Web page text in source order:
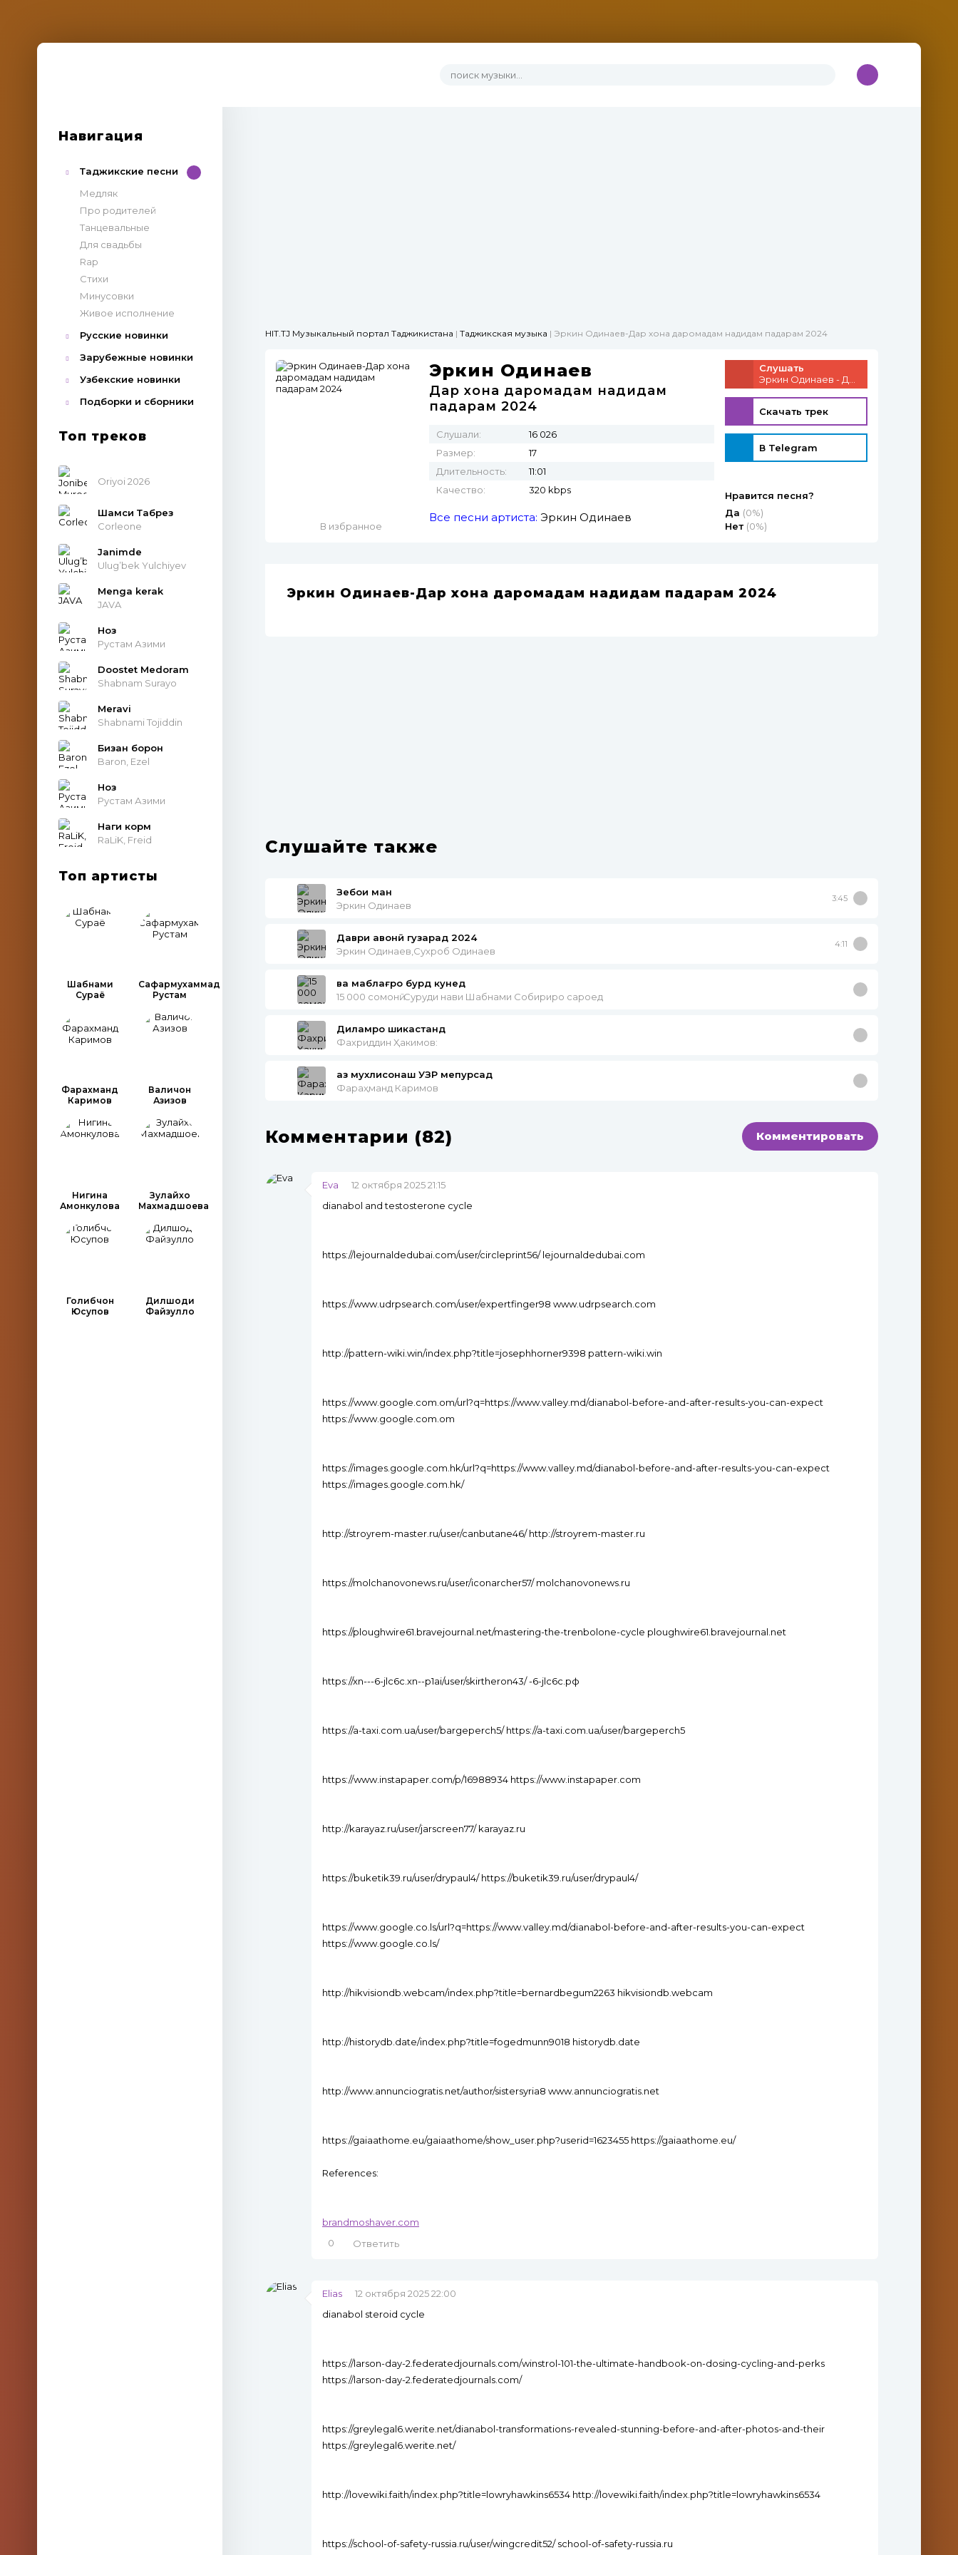
Навигация
Таджикские песни
Медляк
Про родителей
Танцевальные
Для свадьбы
Rap
Стихи
Минусовки
Живое исполнение
Русские новинки
Зарубежные новинки
Узбекские новинки
Подборки и сборники
Топ треков
Oriyoi 2026
Шамси Табрез
Corleone
Janimde
Ulug’bek Yulchiyev
Menga kerak
JAVA
Ноз
Рустам Азими
Doostet Medoram
Shabnam Surayo
Meravi
Shabnami Tojiddin
Бизан борон
Baron, Ezel
Ноз
Рустам Азими
Наги корм
RaLiK, Freid
Топ артисты
Шабнами
Сураё
Сафармухаммад
Рустам
Фарахманд
Каримов
Валичон
Азизов
Нигина
Амонкулова
Зулайхо
Махмадшоева
Голибчон
Юсупов
Дилшоди
Файзулло
HIT.TJ Музыкальный портал Таджикистана | Таджикская музыка | Эркин Одинаев-Дар хона даромадам надидам падарам 2024
В избранное
Эркин Одинаев
Дар хона даромадам надидам
падарам 2024
Слушали:
16 026
Размер:
17
Длительность:
11:01
Качество:
320 kbps
Все песни артиста: Эркин Одинаев
Слушать
Скачать трек
В Telegram
Нравится песня?
Да (0%)
Нет (0%)
Эркин Одинаев-Дар хона даромадам надидам падарам 2024
Слушайте также
Зебои ман
Эркин Одинаев
3:45
Даври ҷавонӣ гузарад 2024
Эркин Одинаев,Сухроб Одинаев
4:11
ва маблағро бурд кунед
15 000 сомонӣ: Суруди нави Шабнами Собириро сароед
Диламро шикастанд
Фахриддин Ҳакимов:
аз мухлисонаш УЗР мепурсад
Фараҳманд Каримов
Комментарии (82) Комментировать
Eva
12 октября 2025 21:15
dianabol and testosterone cycle
https://lejournaldedubai.com/user/circleprint56/ lejournaldedubai.com
https://www.udrpsearch.com/user/expertfinger98 www.udrpsearch.com
http://pattern-wiki.win/index.php?title=josephhorner9398 pattern-wiki.win
https://www.google.com.om/url?q=https://www.valley.md/dianabol-before-and-after-results-you-can-expect
https://www.google.com.om
https://images.google.com.hk/url?q=https://www.valley.md/dianabol-before-and-after-results-you-can-expect
https://images.google.com.hk/
http://stroyrem-master.ru/user/canbutane46/ http://stroyrem-master.ru
https://molchanovonews.ru/user/iconarcher57/ molchanovonews.ru
https://ploughwire61.bravejournal.net/mastering-the-trenbolone-cycle ploughwire61.bravejournal.net
https://xn---6-jlc6c.xn--p1ai/user/skirtheron43/ -6-jlc6c.рф
https://a-taxi.com.ua/user/bargeperch5/ https://a-taxi.com.ua/user/bargeperch5
https://www.instapaper.com/p/16988934 https://www.instapaper.com
http://karayaz.ru/user/jarscreen77/ karayaz.ru
https://buketik39.ru/user/drypaul4/ https://buketik39.ru/user/drypaul4/
https://www.google.co.ls/url?q=https://www.valley.md/dianabol-before-and-after-results-you-can-expect
https://www.google.co.ls/
http://hikvisiondb.webcam/index.php?title=bernardbegum2263 hikvisiondb.webcam
http://historydb.date/index.php?title=fogedmunn9018 historydb.date
http://www.annunciogratis.net/author/sistersyria8 www.annunciogratis.net
https://gaiaathome.eu/gaiaathome/show_user.php?userid=1623455 https://gaiaathome.eu/
References:
brandmoshaver.com
0
Ответить
Elias
12 октября 2025 22:00
dianabol steroid cycle
https://larson-day-2.federatedjournals.com/winstrol-101-the-ultimate-handbook-on-dosing-cycling-and-perks
https://larson-day-2.federatedjournals.com/
https://greylegal6.werite.net/dianabol-transformations-revealed-stunning-before-and-after-photos-and-their
https://greylegal6.werite.net/
http://lovewiki.faith/index.php?title=lowryhawkins6534 http://lovewiki.faith/index.php?title=lowryhawkins6534
https://school-of-safety-russia.ru/user/wingcredit52/ school-of-safety-russia.ru